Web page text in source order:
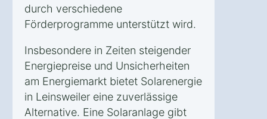
durch verschiedene
Förderprogramme unterstützt wird.
Insbesondere in Zeiten steigender
Energiepreise und Unsicherheiten
am Energiemarkt bietet Solarenergie
in Leinsweiler eine zuverlässige
Alternative. Eine Solaranlage gibt